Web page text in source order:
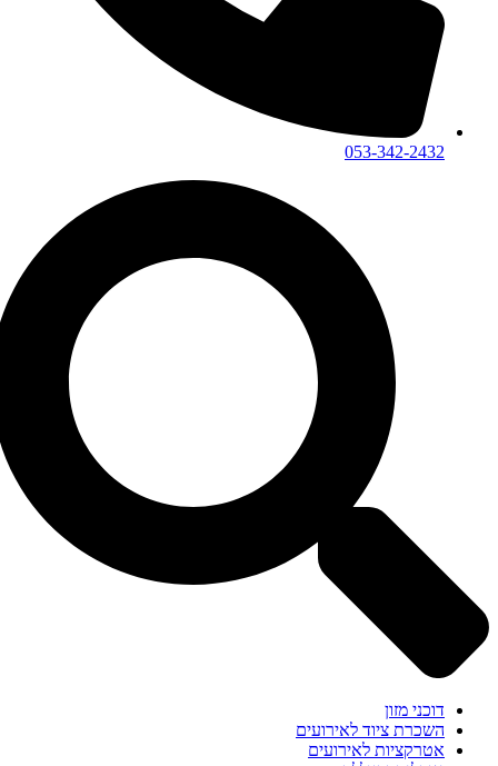
053-342-2432
דוכני מזון
השכרת ציוד לאירועים
אטרקציות לאירועים